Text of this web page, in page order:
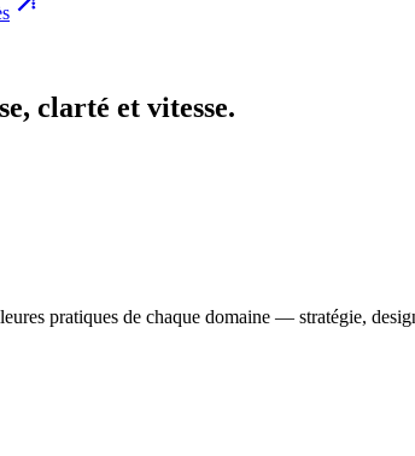
clarté et vitesse.
pratiques de chaque domaine — stratégie,